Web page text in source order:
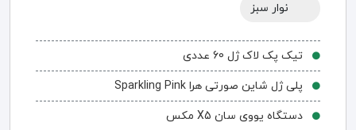
نوار سبز
تیک پک لاک ژل 60 عددی
پلی ژل شاین صورتی هرا Sparkling Pink
دستگاه یووی سان X5 مکس